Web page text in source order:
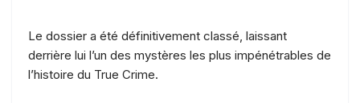
Le dossier a été définitivement classé, laissant
derrière lui l’un des mystères les plus impénétrables de
l’histoire du True Crime.